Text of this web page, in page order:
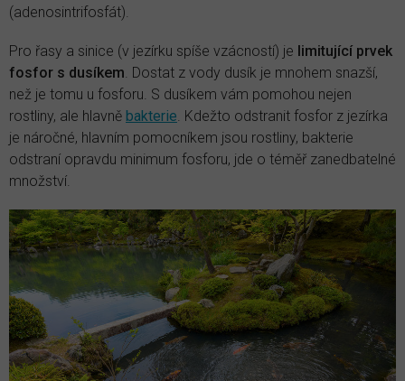
(adenosintrifosfát).
Pro řasy a sinice (v jezírku spíše vzácností) je limitující prvek
fosfor s dusíkem . Dostat z vody dusík je mnohem snazší,
než je tomu u fosforu. S dusíkem vám pomohou nejen
rostliny, ale hlavně bakterie . Kdežto odstranit fosfor z jezírka
je náročné, hlavním pomocníkem jsou rostliny, bakterie
odstraní opravdu minimum fosforu, jde o téměř zanedbatelné
množství.